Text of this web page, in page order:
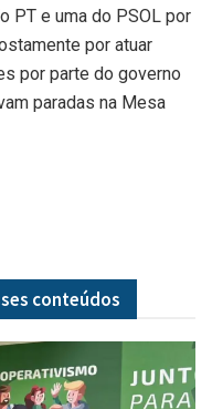
PT e uma do PSOL por
por atuar
por parte do governo
paradas na Mesa
conteúdos